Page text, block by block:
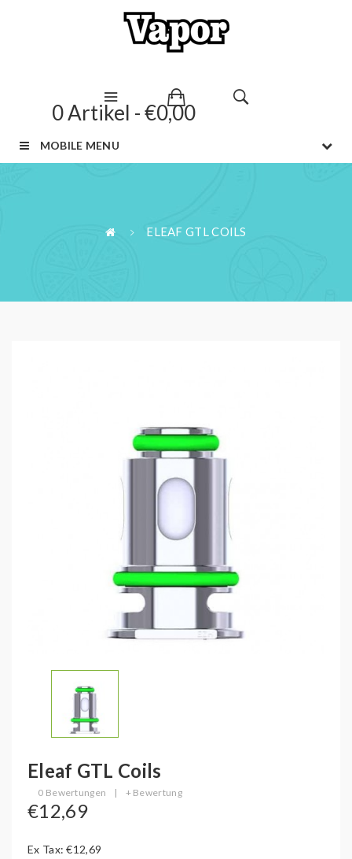
0 Artikel - €0,00
MOBILE MENU
ELEAF GTL COILS
Eleaf GTL Coils
0 Bewertungen | + Bewertung
€12,69
Ex Tax: €12,69